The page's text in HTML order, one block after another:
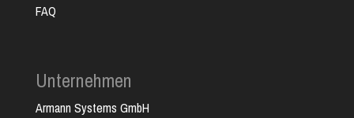
FAQ
Unternehmen
Armann Systems GmbH